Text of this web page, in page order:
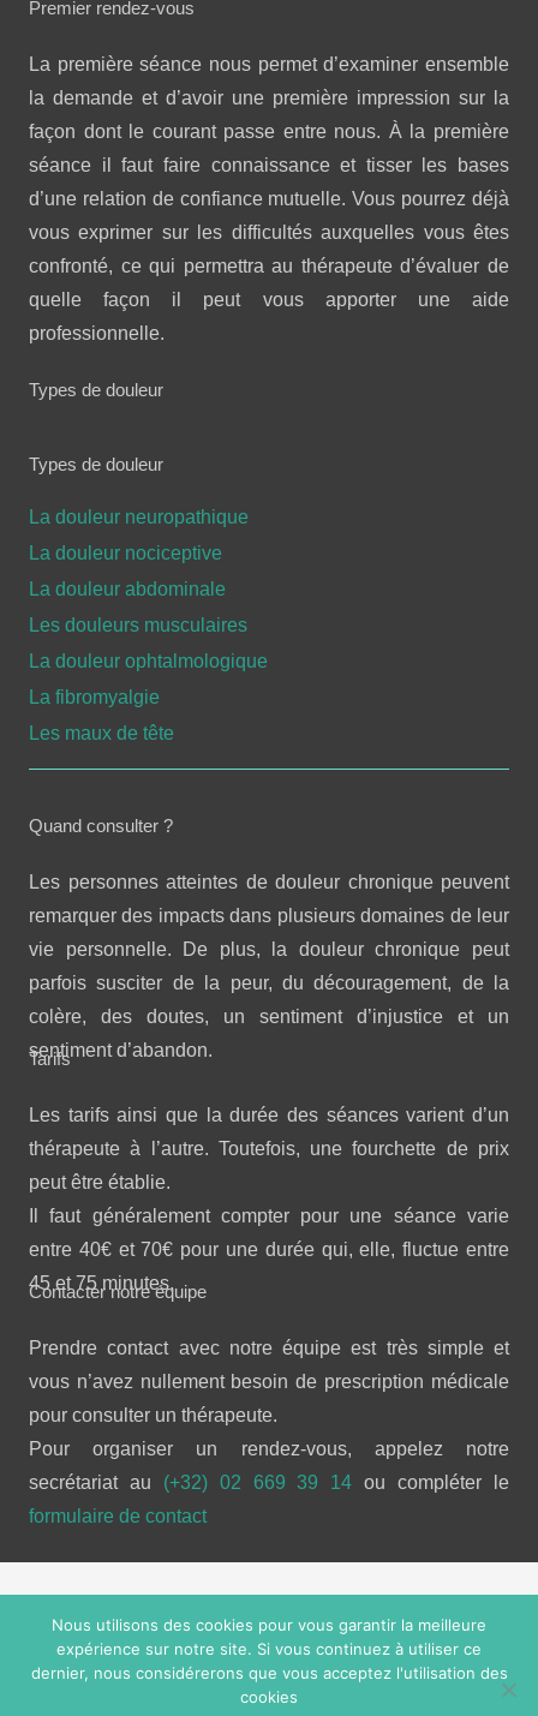
Premier rendez-vous
La première séance nous permet d’examiner ensemble
la demande et d’avoir une première impression sur la
façon dont le courant passe entre nous. À la première
séance il faut faire connaissance et tisser les bases
d’une relation de confiance mutuelle. Vous pourrez déjà
vous exprimer sur les difficultés auxquelles vous êtes
confronté, ce qui permettra au thérapeute d’évaluer de
quelle façon il peut vous apporter une aide
professionnelle.
Types de douleur
Types de douleur
La douleur neuropathique
La douleur nociceptive
La douleur abdominale
Les douleurs musculaires
La douleur ophtalmologique
La fibromyalgie
Les maux de tête
Quand consulter ?
Les personnes atteintes de douleur chronique peuvent
remarquer des impacts dans plusieurs domaines de leur
vie personnelle. De plus, la douleur chronique peut
parfois susciter de la peur, du découragement, de la
colère, des doutes, un sentiment d’injustice et un
sentiment d’abandon.
Tarifs
Les tarifs ainsi que la durée des séances varient d’un
thérapeute à l’autre. Toutefois, une fourchette de prix
peut être établie.
Il faut généralement compter pour une séance varie
entre 40€ et 70€ pour une durée qui, elle, fluctue entre
45 et 75 minutes.
Contacter notre équipe
Prendre contact avec notre équipe est très simple et
vous n’avez nullement besoin de prescription médicale
pour consulter un thérapeute.
Pour organiser un rendez-vous, appelez notre
secrétariat au (+32) 02 669 39 14ou compléter le
formulaire de contact
Powered byPrivium – Des services qui soutiennent vos
soins. Pour psychologues, psychotherapeutes et
hypnotherapeutes.
Nous utilisons des cookies pour vous garantir la meilleure
expérience sur notre site. Si vous continuez à utiliser ce
dernier, nous considérerons que vous acceptez l'utilisation des
cookies